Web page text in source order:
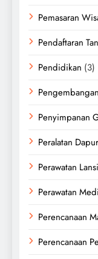
Pemasaran
Pendaftaran
Pendidikan (3)
Penyimpanan
Peralatan Dapur
Perawatan
Perawatan
Perencanaan
Perencanaan